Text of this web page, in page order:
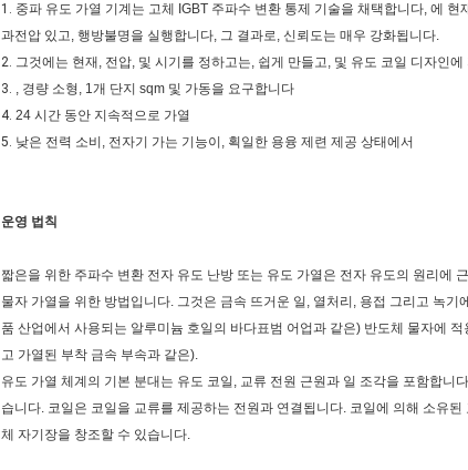
1. 중파 유도 가열 기계는 고체 IGBT 주파수 변환 통제 기술을 채택합니다, 에
과전압 있고, 행방불명을 실행합니다, 그 결과로, 신뢰도는 매우 강화됩니다.
2. 그것에는 현재, 전압, 및 시기를 정하고는, 쉽게 만들고, 및 유도 코일 디자인
3. , 경량 소형, 1개 단지 sqm 및 가동을 요구합니다
4. 24 시간 동안 지속적으로 가열
5. 낮은 전력 소비, 전자기 가는 기능이, 획일한 용융 제련 제공 상태에서
운영 법칙
짧은을 위한 주파수 변환 전자 유도 난방 또는 유도 가열은 전자 유도의 원리에
물자 가열을 위한 방법입니다. 그것은 금속 뜨거운 일, 열처리, 용접 그리고 녹
품 산업에서 사용되는 알루미늄 호일의 바다표범 어업과 같은) 반도체 물자에
고 가열된 부착 금속 부속과 같은).
유도 가열 체계의 기본 분대는 유도 코일, 교류 전원 근원과 일 조각을 포함합니
습니다. 코일은 코일을 교류를 제공하는 전원과 연결됩니다. 코일에 의해 소유
체 자기장을 창조할 수 있습니다.